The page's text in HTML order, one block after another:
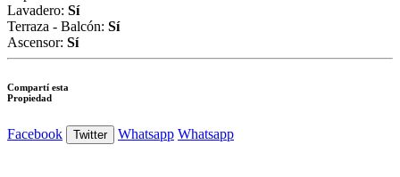
Lavadero: Sí
Terraza - Balcón: Sí
Ascensor: Sí
Compartí esta
Propiedad
Facebook Twitter Whatsapp Whatsapp